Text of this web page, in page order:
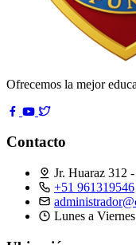
Ofrecemos la mejor
Contacto
Jr. Huaraz 312
+51 961319546
Lunes a